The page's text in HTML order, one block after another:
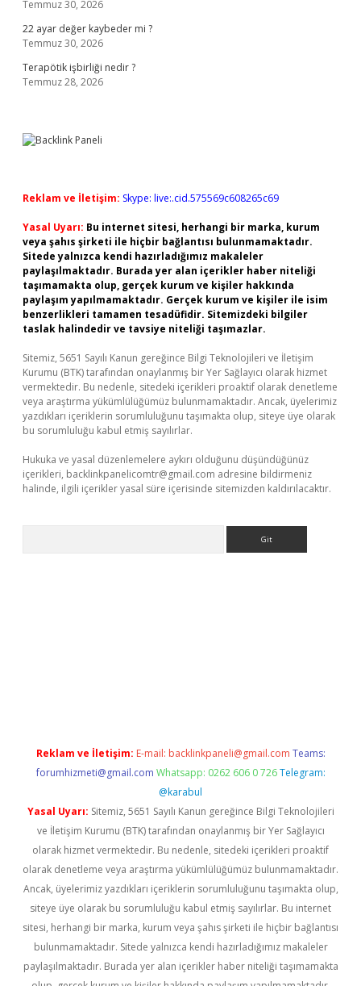
Temmuz 30, 2026
22 ayar değer kaybeder mi ?
Temmuz 30, 2026
Terapötik işbirliği nedir ?
Temmuz 28, 2026
Reklam ve İletişim: Skype: live:.cid.575569c608265c69
Yasal Uyarı: Bu internet sitesi, herhangi bir marka, kurum
veya şahıs şirketi ile hiçbir bağlantısı bulunmamaktadır.
Sitede yalnızca kendi hazırladığımız makaleler
paylaşılmaktadır. Burada yer alan içerikler haber niteliği
taşımamakta olup, gerçek kurum ve kişiler hakkında
paylaşım yapılmamaktadır. Gerçek kurum ve kişiler ile isim
benzerlikleri tamamen tesadüfidir. Sitemizdeki bilgiler
taslak halindedir ve tavsiye niteliği taşımazlar.
Sitemiz, 5651 Sayılı Kanun gereğince Bilgi Teknolojileri ve İletişim
Kurumu (BTK) tarafından onaylanmış bir Yer Sağlayıcı olarak hizmet
vermektedir. Bu nedenle, sitedeki içerikleri proaktif olarak denetleme
veya araştırma yükümlülüğümüz bulunmamaktadır. Ancak, üyelerimiz
yazdıkları içeriklerin sorumluluğunu taşımakta olup, siteye üye olarak
bu sorumluluğu kabul etmiş sayılırlar.
Hukuka ve yasal düzenlemelere aykırı olduğunu düşündüğünüz
içerikleri, backlinkpanelicomtr@gmail.com adresine bildirmeniz
halinde, ilgili içerikler yasal süre içerisinde sitemizden kaldırılacaktır.
Reklam ve İletişim: E-mail: backlinkpaneli@gmail.com Teams:
forumhizmeti@gmail.com Whatsapp: 0262 606 0 726 Telegram:
@karabul
Yasal Uyarı: Sitemiz, 5651 Sayılı Kanun gereğince Bilgi Teknolojileri
ve İletişim Kurumu (BTK) tarafından onaylanmış bir Yer Sağlayıcı
olarak hizmet vermektedir. Bu nedenle, sitedeki içerikleri proaktif
olarak denetleme veya araştırma yükümlülüğümüz bulunmamaktadır.
Ancak, üyelerimiz yazdıkları içeriklerin sorumluluğunu taşımakta olup,
siteye üye olarak bu sorumluluğu kabul etmiş sayılırlar. Bu internet
sitesi, herhangi bir marka, kurum veya şahıs şirketi ile hiçbir bağlantısı
bulunmamaktadır. Sitede yalnızca kendi hazırladığımız makaleler
paylaşılmaktadır. Burada yer alan içerikler haber niteliği taşımamakta